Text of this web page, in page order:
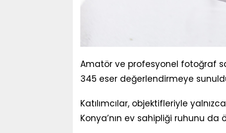
Amatör ve profesyonel fotoğraf
345 eser değerlendirmeye
Katılımcılar, objektifleriyle
Konya’nın ev sahipliği ruhunu da